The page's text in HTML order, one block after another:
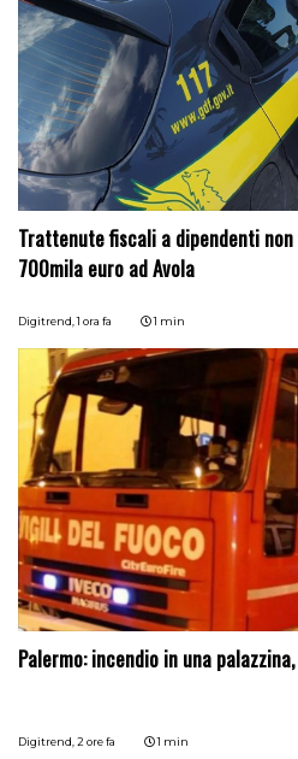
Trattenute fiscali a dipendenti
700mila euro ad Avola
Digitrend,1 ora fa 1 min
Palermo: incendio in una
Digitrend, 2 ore fa 1 min